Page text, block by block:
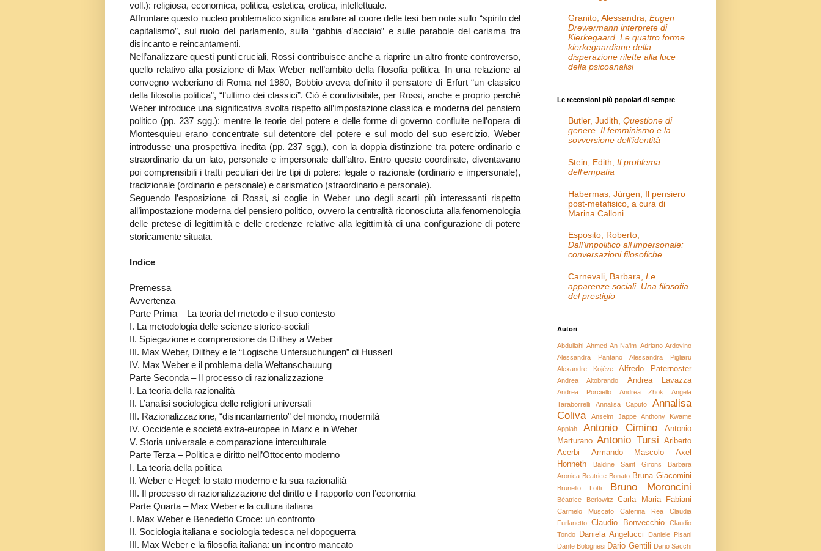
voll.): religiosa, economica, politica, estetica, erotica, intellettuale.
Affrontare questo nucleo problematico significa andare al cuore delle tesi ben note sullo “spirito del
capitalismo”, sul ruolo del parlamento, sulla “gabbia d’acciaio” e sulle parabole del carisma tra
disincanto e reincantamenti.
Nell’analizzare questi punti cruciali, Rossi contribuisce anche a riaprire un altro fronte controverso,
quello relativo alla posizione di Max Weber nell’ambito della filosofia politica. In una relazione al
convegno weberiano di Roma nel 1980, Bobbio aveva definito il pensatore di Erfurt “un classico
della filosofia politica”, “l’ultimo dei classici”. Ciò è condivisibile, per Rossi, anche e proprio perché
Weber introduce una significativa svolta rispetto all’impostazione classica e moderna del pensiero
politico (pp. 237 sgg.): mentre le teorie del potere e delle forme di governo confluite nell’opera di
Montesquieu erano concentrate sul detentore del potere e sul modo del suo esercizio, Weber
introdusse una prospettiva inedita (pp. 237 sgg.), con la doppia distinzione tra potere ordinario e
straordinario da un lato, personale e impersonale dall’altro. Entro queste coordinate, diventavano
poi comprensibili i tratti peculiari dei tre tipi di potere: legale o razionale (ordinario e impersonale),
tradizionale (ordinario e personale) e carismatico (straordinario e personale).
Seguendo l’esposizione di Rossi, si coglie in Weber uno degli scarti più interessanti rispetto
all’impostazione moderna del pensiero politico, ovvero la centralità riconosciuta alla fenomenologia
delle pretese di legittimità e delle credenze relative alla legittimità di una configurazione di potere
storicamente situata.
Indice
Premessa
Avvertenza
Parte Prima – La teoria del metodo e il suo contesto
I. La metodologia delle scienze storico-sociali
II. Spiegazione e comprensione da Dilthey a Weber
III. Max Weber, Dilthey e le “Logische Untersuchungen” di Husserl
IV. Max Weber e il problema della Weltanschauung
Parte Seconda – Il processo di razionalizzazione
I. La teoria della razionalità
II. L’analisi sociologica delle religioni universali
III. Razionalizzazione, “disincantamento” del mondo, modernità
IV. Occidente e società extra-europee in Marx e in Weber
V. Storia universale e comparazione interculturale
Parte Terza – Politica e diritto nell’Ottocento moderno
I. La teoria della politica
II. Weber e Hegel: lo stato moderno e la sua razionalità
III. Il processo di razionalizzazione del diritto e il rapporto con l’economia
Parte Quarta – Max Weber e la cultura italiana
I. Max Weber e Benedetto Croce: un confronto
II. Sociologia italiana e sociologia tedesca nel dopoguerra
III. Max Weber e la filosofia italiana: un incontro mancato
Granito, Alessandra, Eugen
Drewermann interprete di
Kierkegaard. Le quattro forme
kierkegaardiane della
disperazione rilette alla luce
della psicoanalisi
Le recensioni più popolari di sempre
Butler, Judith, Questione di
genere. Il femminismo e la
sovversione dell’identità
Stein, Edith, Il problema
dell’empatia
Habermas, Jürgen, Il pensiero
post-metafisico, a cura di
Marina Calloni.
Esposito, Roberto,
Dall’impolitico all’impersonale:
conversazioni filosofiche
Carnevali, Barbara, Le
apparenze sociali. Una filosofia
del prestigio
Autori
Abdullahi Ahmed An-Na'im Adriano Ardovino
Alessandra Pantano
Alessandra Pigliaru
Alexandre Kojève
Alfredo Paternoster
Andrea Altobrando Andrea Lavazza
Andrea Porciello Andrea Zhok
Angela
Taraborrelli
Annalisa Caputo
Annalisa
Coliva
Anselm Jappe
Anthony Kwame
Appiah
Antonio Cimino
Antonio
Marturano Antonio Tursi
Ariberto
Acerbi
Armando Mascolo
Axel
Honneth
Baldine Saint Girons
Barbara
Aronica Beatrice Bonato Bruna Giacomini
Brunello Lotti Bruno Moroncini
Béatrice Berlowitz Carla Maria Fabiani
Carmelo Muscato Caterina Rea
Claudia
Furlanetto
Claudio Bonvecchio
Claudio
Tondo
Daniela Angelucci
Daniele Pisani
Dante Bolognesi Dario Gentili Dario Sacchi